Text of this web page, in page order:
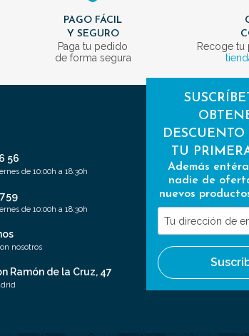
PAGO FÁCIL
Y SEGURO
Paga tu pedido
de forma segura
Recoge tu
56
de 10:00h a 18:30h
de 10:00h a 18:30h
nosotros
Ramón de la Cruz, 47
TU
Además
nadie de
nuevos
Tu
dirección
de
email